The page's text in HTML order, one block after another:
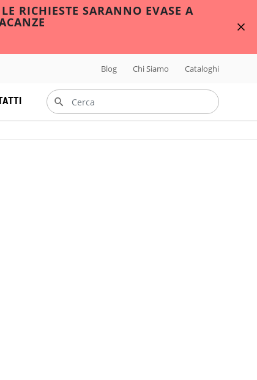
RICHIESTE SARANNO EVASE A
Blog Chi Siamo Cataloghi